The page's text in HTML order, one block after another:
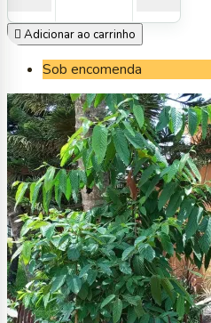
 Adicionar ao carrinho
Sob encomenda